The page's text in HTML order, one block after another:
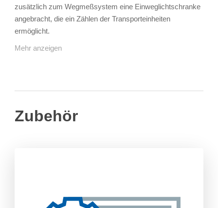
zusätzlich zum Wegmeßsystem eine Einweglichtschranke
angebracht, die ein Zählen der Transporteinheiten
ermöglicht.
Mehr anzeigen
Zubehör